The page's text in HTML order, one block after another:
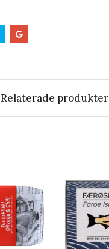
Relaterade produkter